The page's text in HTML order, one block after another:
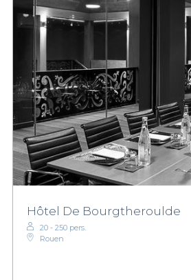
Hôtel De Bourgtheroulde
20 - 250 pers.
Rouen